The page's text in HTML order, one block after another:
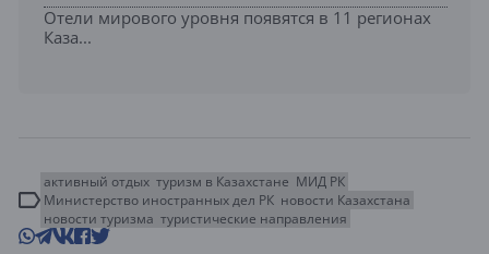
Отели мирового уровня появятся в 11 регионах
Каза...
активный отдых туризм в Казахстане МИД РК
Министерство иностранных дел РК новости Казахстана
новости туризма туристические направления